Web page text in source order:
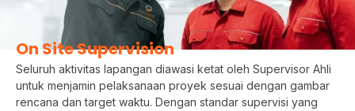
On Site Supervision
Seluruh aktivitas lapangan diawasi ketat oleh Supervisor Ahli
untuk menjamin pelaksanaan proyek sesuai dengan gambar
rencana dan target waktu. Dengan standar supervisi yang